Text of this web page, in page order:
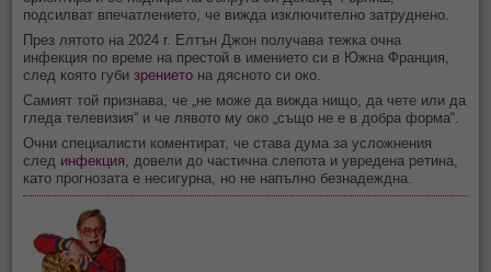
подсилват впечатлението, че вижда изключително затруднено.
През лятото на 2024 г. Елтън Джон получава тежка очна
инфекция по време на престой в имението си в Южна Франция,
след която губизрението на дясното си око.
Самият той признава, че „не може да вижда нищо, да чете или да
гледа телевизия“ и че лявото му око „също не е в добра форма“.
Очни специалисти коментират, че става дума за усложнения
след инфекция, довели до частична слепота и увредена ретина,
като прогнозата е несигурна, но не напълно безнадеждна.